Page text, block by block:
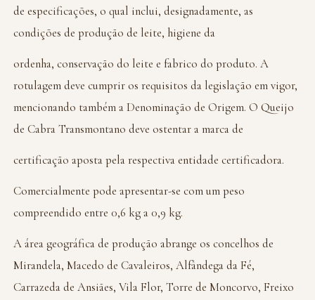
de especificações, o qual inclui, designadamente, as
condições de produção de leite, higiene da
ordenha, conservação do leite e fabrico do produto. A
rotulagem deve cumprir os requisitos da legislação em vigor,
mencionando também a Denominação de Origem. O Queijo
de Cabra Transmontano deve ostentar a marca de
certificação aposta pela respectiva entidade certificadora.
Comercialmente pode apresentar-se com um peso
compreendido entre 0,6 kg a 0,9 kg.
A área geográfica de produção abrange os concelhos de
Mirandela, Macedo de Cavaleiros, Alfândega da Fé,
Carrazeda de Ansiães, Vila Flor, Torre de Moncorvo, Freixo